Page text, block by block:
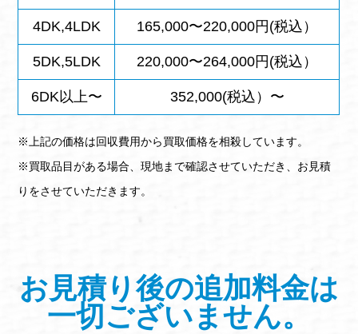
4DK,4LDK 165,000〜220,000円(税込）
5DK,5LDK 220,000〜264,000円(税込）
6DK以上〜 352,000(税込）〜
※上記の価格は回収費用から買取価格を相殺しています。
※買取品目がある場合、現地まで確認させていただき、お見積
りをさせていただきます。
お見積り後の追加料金は
一切ございません。